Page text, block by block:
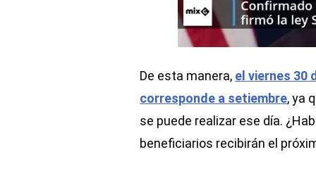
De esta manera, el viernes 30
corresponde a setiembre, ya
se puede realizar ese día.
beneficiarios recibirán el